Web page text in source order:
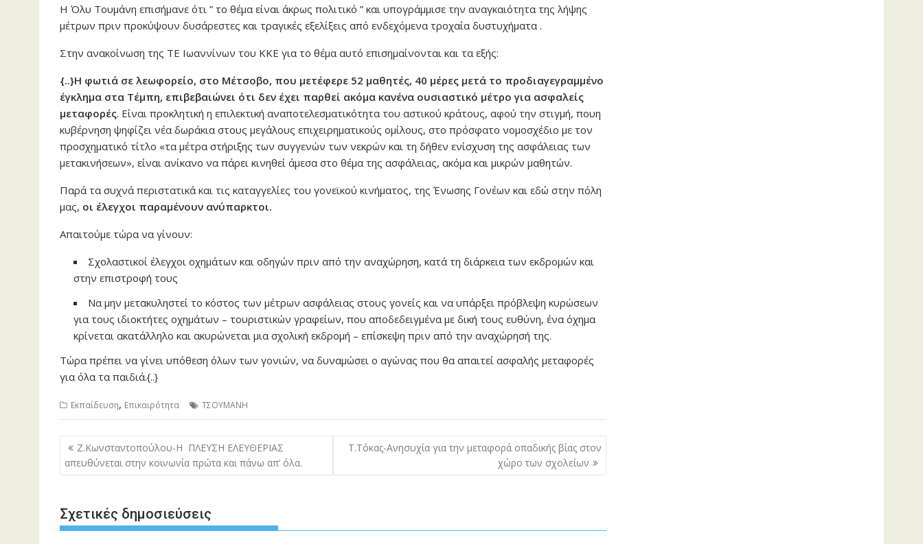
Η Όλυ Τουμάνη επισήμανε ότι ” το θέμα είναι άκρως πολιτικό ” και υπογράμμισε την αναγκαιότητα της λήψης
μέτρων πριν προκύψουν δυσάρεστες και τραγικές εξελίξεις από ενδεχόμενα τροχαία δυστυχήματα .
Στην ανακοίνωση της ΤΕ Ιωαννίνων του ΚΚΕ για το θέμα αυτό επισημαίνονται και τα εξής:
{..}Η φωτιά σε λεωφορείο, στο Μέτσοβο, που μετέφερε 52 μαθητές, 40 μέρες μετά το προδιαγεγραμμένο
έγκλημα στα Τέμπη, επιβεβαιώνει ότι δεν έχει παρθεί ακόμα κανένα ουσιαστικό μέτρο για ασφαλείς
μεταφορές. Είναι προκλητική η επιλεκτική αναποτελεσματικότητα του αστικού κράτους, αφού την στιγμή, πουη
κυβέρνηση ψηφίζει νέα δωράκια στους μεγάλους επιχειρηματικούς ομίλους, στο πρόσφατο νομοσχέδιο με τον
προσχηματικό τίτλο «τα μέτρα στήριξης των συγγενών των νεκρών και τη δήθεν ενίσχυση της ασφάλειας των
μετακινήσεων», είναι ανίκανο να πάρει κινηθεί άμεσα στο θέμα της ασφάλειας, ακόμα και μικρών μαθητών.
Παρά τα συχνά περιστατικά και τις καταγγελίες του γονεϊκού κινήματος, της Ένωσης Γονέων και εδώ στην πόλη
μας, οι έλεγχοι παραμένουν ανύπαρκτοι.
Απαιτούμε τώρα να γίνουν:
Σχολαστικοί έλεγχοι οχημάτων και οδηγών πριν από την αναχώρηση, κατά τη διάρκεια των εκδρομών και
στην επιστροφή τους
Να μην μετακυληστεί το κόστος των μέτρων ασφάλειας στους γονείς και να υπάρξει πρόβλεψη κυρώσεων
για τους ιδιοκτήτες οχημάτων – τουριστικών γραφείων, που αποδεδειγμένα με δική τους ευθύνη, ένα όχημα
κρίνεται ακατάλληλο και ακυρώνεται μια σχολική εκδρομή – επίσκεψη πριν από την αναχώρησή της.
Τώρα πρέπει να γίνει υπόθεση όλων των γονιών, να δυναμώσει ο αγώνας που θα απαιτεί ασφαλής μεταφορές
για όλα τα παιδιά.{..}
Εκπαίδευση, Επικαιρότητα ΤΣΟΥΜΑΝΗ
Πλοήγηση
άρθρων
Ζ.Κωνσταντοπούλου-Η ΠΛΕΥΣΗ ΕΛΕΥΘΕΡΙΑΣ
απευθύνεται στην κοινωνία πρώτα και πάνω απ’ όλα.
Τ.Τόκας-Ανησυχία για την μεταφορά οπαδικής βίας στον
χώρο των σχολείων
Σχετικές δημοσιεύσεις